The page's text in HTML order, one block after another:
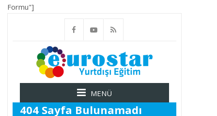
Formu"]